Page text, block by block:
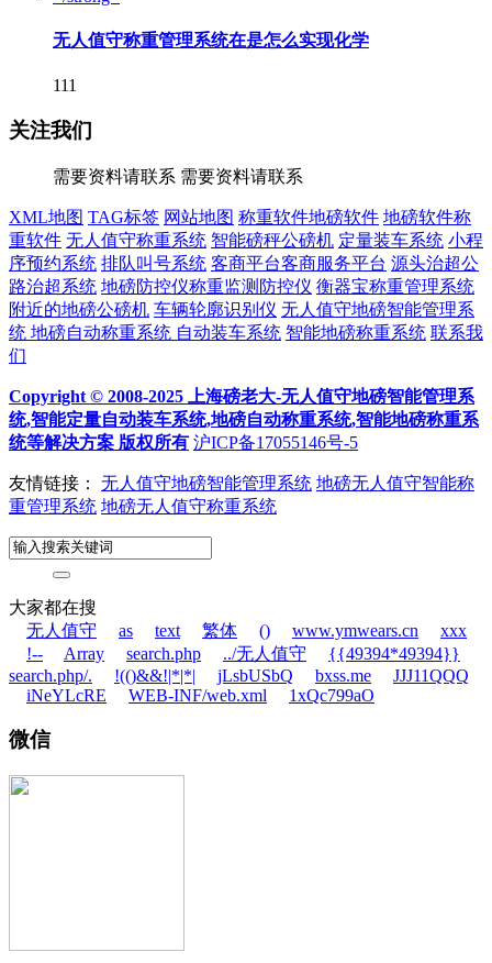
无人值守称重管理系统在是怎么实现化学
111
关注我们
需要资料请联系 需要资料请联系
XML地图 TAG标签 网站地图 称重软件地磅软件 地磅软件称
重软件 无人值守称重系统 智能磅秤公磅机 定量装车系统 小程
序预约系统 排队叫号系统 客商平台客商服务平台 源头治超公
路治超系统 地磅防控仪称重监测防控仪 衡器宝称重管理系统
附近的地磅公磅机 车辆轮廓识别仪 无人值守地磅智能管理系
统 地磅自动称重系统 自动装车系统 智能地磅称重系统 联系我
们
Copyright © 2008-2025 上海磅老大-无人值守地磅智能管理系
统,智能定量自动装车系统,地磅自动称重系统,智能地磅称重系
统等解决方案 版权所有 沪ICP备17055146号-5
友情链接： 无人值守地磅智能管理系统 地磅无人值守智能称
重管理系统 地磅无人值守称重系统
大家都在搜
无人值守
as text 繁体 () www.ymwears.cn
xxx
!--
Array search.php ../无人值守
{{49394*49394}}
search.php/.
!(()&&!|*|*| jLsbUSbQ bxss.me
JJJ11QQQ
iNeYLcRE
WEB-INF/web.xml 1xQc799aO
微信